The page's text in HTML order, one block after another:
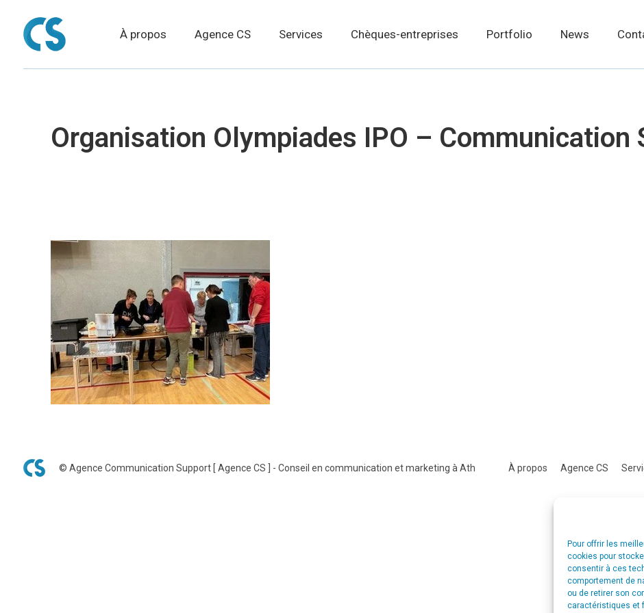
Pour offrir les
cookies pour
consentir à ces
comportement de
ou de retirer son
caractéristiques et
À propos Agence CS Services Chèques-entreprises Portfolio News
Organisation Olympiades IPO – Communication
© Agence Communication Support [ Agence CS ] - Conseil en communication et marketing à Ath À propos Agence CS